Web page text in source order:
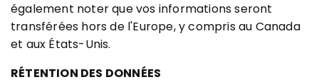
également noter que vos informations seront
transférées hors de l'Europe, y compris au Canada
et aux États-Unis.
RÉTENTION DES DONNÉES